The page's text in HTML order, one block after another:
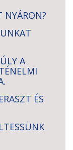
NYÁRON?
A
ÉS